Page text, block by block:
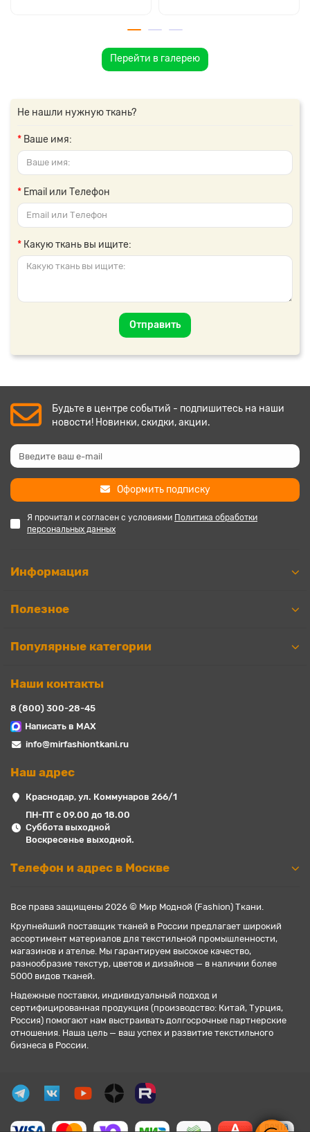
Перейти в галерею
Не нашли нужную ткань?
Ваше имя:
Email или Телефон
Какую ткань вы ищите:
Отправить
Будьте в центре событий - подпишитесь на наши
новости! Новинки, скидки, акции.
Оформить подписку
Я прочитал и согласен с условиями Политика обработки
персональных данных
Информация
Полезное
Популярные категории
Наши контакты
8 (800) 300-28-45
Написать в MAX
info@mirfashiontkani.ru
Наш адрес
Краснодар, ул. Коммунаров 266/1
ПН-ПТ с 09.00 до 18.00
Суббота выходной
Воскресенье выходной.
Телефон и адрес в Москве
Все права защищены 2026 © Мир Модной (Fashion) Ткани.
Крупнейший поставщик тканей в России предлагает широкий
ассортимент материалов для текстильной промышленности,
магазинов и ателье. Мы гарантируем высокое качество,
разнообразие текстур, цветов и дизайнов — в наличии более
5000 видов тканей.
Надежные поставки, индивидуальный подход и
сертифицированная продукция (производство: Китай, Турция,
Россия) помогают нам выстраивать долгосрочные партнерские
отношения. Наша цель — ваш успех и развитие текстильного
бизнеса в России.